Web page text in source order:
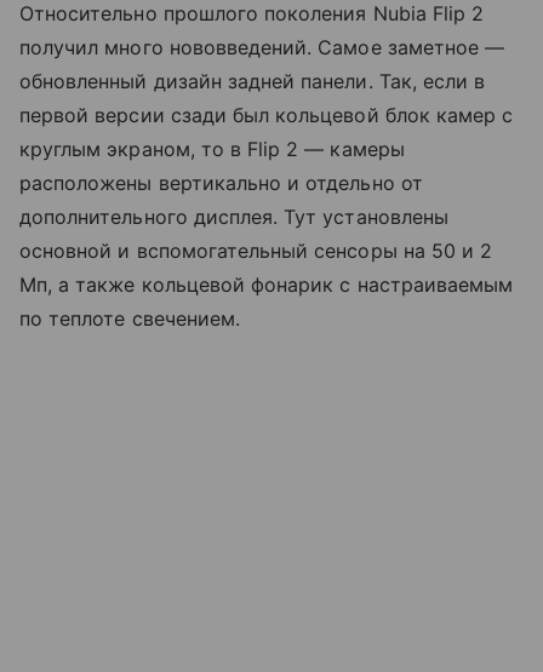
Относительно прошлого поколения Nubia Flip 2
получил много нововведений. Самое заметное —
обновленный дизайн задней панели. Так, если в
первой версии сзади был кольцевой блок камер с
круглым экраном, то в Flip 2 — камеры
расположены вертикально и отдельно от
дополнительного дисплея. Тут установлены
основной и вспомогательный сенсоры на 50 и 2
Мп, а также кольцевой фонарик с настраиваемым
по теплоте свечением.